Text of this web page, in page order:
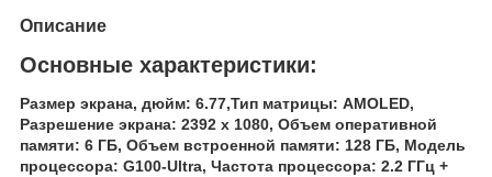
Описание
Основные характеристики:
Размер экрана, дюйм: 6.77,Тип матрицы: AMOLED,
Разрешение экрана: 2392 x 1080, Объем оперативной
памяти: 6 ГБ, Объем встроенной памяти: 128 ГБ, Модель
процессора: G100-Ultra, Частота процессора: 2.2 ГГц +